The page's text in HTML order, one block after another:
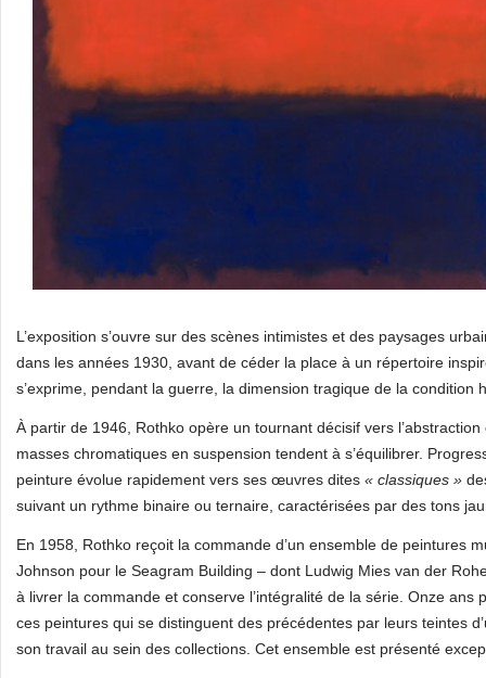
L’exposition s’ouvre sur des scènes intimistes et des paysages
dans les années 1930, avant de céder la place à un répertoire
s’exprime, pendant la guerre, la dimension tragique de la
À partir de 1946, Rothko opère un tournant décisif vers
masses chromatiques en suspension tendent à s’équilibrer.
peinture évolue rapidement vers ses œuvres dites « classiques »
suivant un rythme binaire ou ternaire, caractérisées par des tons
En 1958, Rothko reçoit la commande d’un ensemble de peintures
Johnson pour le Seagram Building – dont Ludwig Mies van der
à livrer la commande et conserve l’intégralité de la série. Onze
ces peintures qui se distinguent des précédentes par leurs teintes
son travail au sein des collections. Cet ensemble est présenté